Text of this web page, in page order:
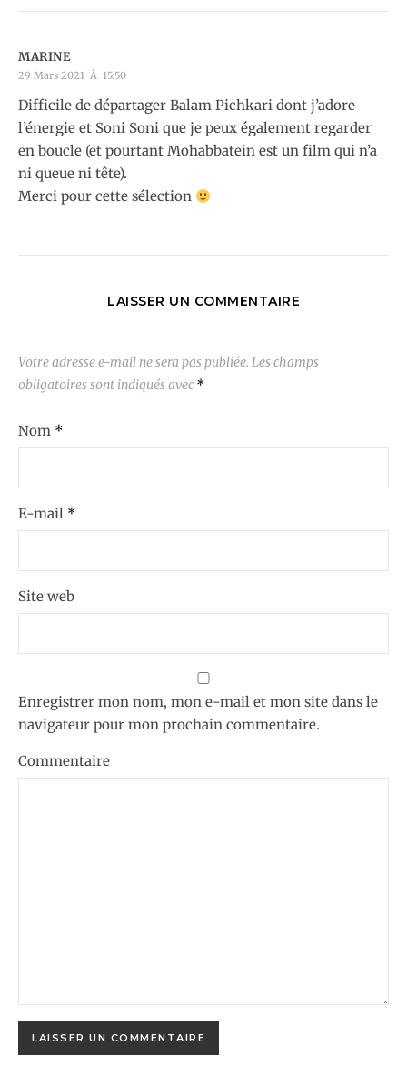
MARINE
29 Mars 2021 À 15:50
Difficile de départager Balam Pichkari dont j’adore
l’énergie et Soni Soni que je peux également regarder
en boucle (et pourtant Mohabbatein est un film qui n’a
ni queue ni tête).
Merci pour cette sélection
LAISSER UN COMMENTAIRE
Votre adresse e-mail ne sera pas publiée. Les champs
obligatoires sont indiqués avec *
Nom *
E-mail *
Site web
Enregistrer mon nom, mon e-mail et mon site dans le
navigateur pour mon prochain commentaire.
Commentaire